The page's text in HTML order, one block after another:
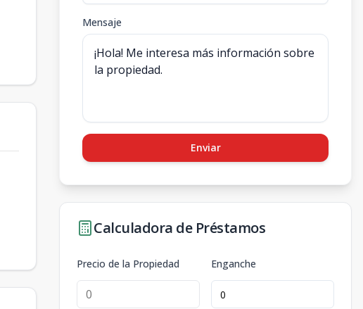
Mensaje
Enviar
Calculadora de Préstamos
Precio de la Propiedad Enganche